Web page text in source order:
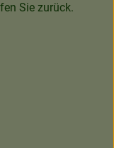
Sie zurück.